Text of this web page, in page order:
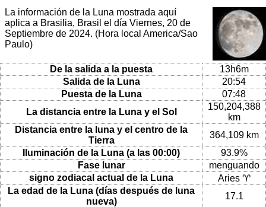
La información de la Luna mostrada aquí
aplica a Brasilia, Brasil el día Viernes, 20 de
Septiembre de 2024. (Hora local America/Sao
Paulo)
De la salida a la puesta
13h6m
Salida de la Luna
20:54
Puesta de la Luna
07:48
La distancia entre la Luna y el Sol
150,204,388
km
Distancia entre la luna y el centro de la
Tierra
364,109 km
Iluminación de la Luna (a las 00:00)
93.9%
Fase lunar
menguando
signo zodiacal actual de la Luna
Aries ♈
La edad de la Luna (días después de luna
nueva)
17.1